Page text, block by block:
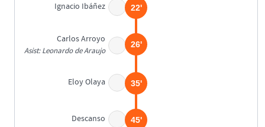
Ignacio Ibáñez 22'
Carlos Arroyo
Asist: Leonardo de Araujo
26'
Eloy Olaya 35'
Descanso 45'